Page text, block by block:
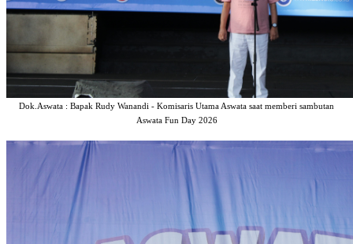
Dok.Aswata : Bapak Rudy Wanandi - Komisaris Utama Aswata saat memberi sambutan
Aswata Fun Day 2026